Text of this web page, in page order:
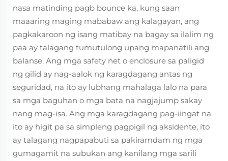
nasa matinding pagb bounce ka, kung saan
maaaring maging mababaw ang kalagayan, ang
pagkakaroon ng isang matibay na bagay sa ilalim ng
paa ay talagang tumutulong upang mapanatili ang
balanse. Ang mga safety net o enclosure sa paligid
ng gilid ay nag-aalok ng karagdagang antas ng
seguridad, na ito ay lubhang mahalaga lalo na para
sa mga baguhan o mga bata na nagjajump sakay
nang mag-isa. Ang mga karagdagang pag-iingat na
ito ay higit pa sa simpleng pagpigil ng aksidente, ito
ay talagang nagpapabuti sa pakiramdam ng mga
gumagamit na subukan ang kanilang mga sarili